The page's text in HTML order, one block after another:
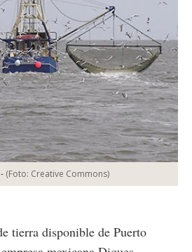
- (Foto: Creative Commons)
tierra disponible de Puerto